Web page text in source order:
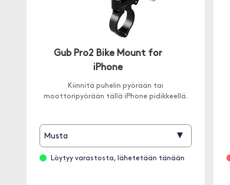
Gub Pro2 Bike Mount for
iPhone
Kiinnitä puhelin pyörään tai
moottoripyörään tällä iPhone pidikkeellä.
Musta ▾
Löytyy varastosta, lähetetään tänään